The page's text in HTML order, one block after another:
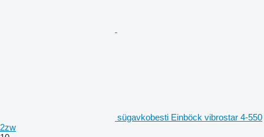
sügavkobesti Einböck vibrostar 4-550
2zw